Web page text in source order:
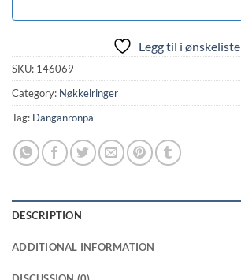
Legg til i ønskeliste
SKU: 146069
Category: Nøkkelringer
Tag: Danganronpa
DESCRIPTION
ADDITIONAL INFORMATION